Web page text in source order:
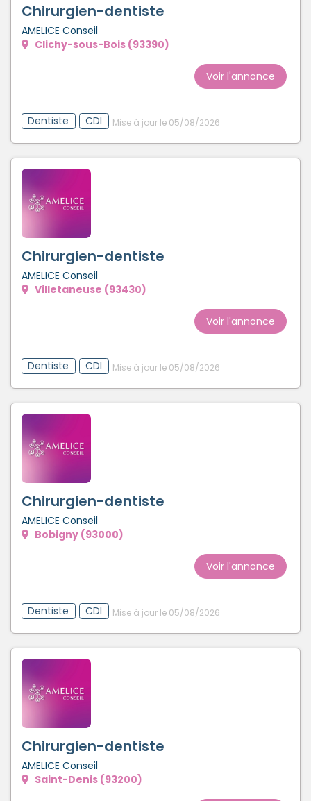
Chirurgien-dentiste
AMELICE Conseil
Clichy-sous-Bois (93390)
Voir l'annonce
Dentiste CDI Mise à jour le 05/08/2026
Chirurgien-dentiste
AMELICE Conseil
Villetaneuse (93430)
Voir l'annonce
Dentiste CDI Mise à jour le 05/08/2026
Chirurgien-dentiste
AMELICE Conseil
Bobigny (93000)
Voir l'annonce
Dentiste CDI Mise à jour le 05/08/2026
Chirurgien-dentiste
AMELICE Conseil
Saint-Denis (93200)